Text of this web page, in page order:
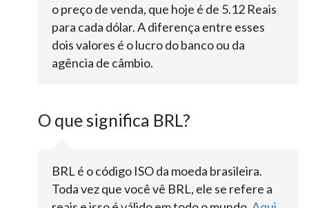
o preço de venda, que hoje é de 5.12 Reais
para cada dólar. A diferença entre esses
dois valores é o lucro do banco ou da
agência de câmbio.
O que significa BRL?
BRL é o código ISO da moeda brasileira.
Toda vez que você vê BRL, ele se refere a